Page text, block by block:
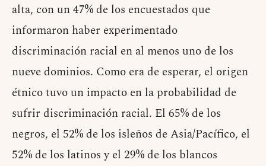
alta, con un 47% de los encuestados que
informaron haber experimentado
discriminación racial en al menos uno de los
nueve dominios. Como era de esperar, el origen
étnico tuvo un impacto en la probabilidad de
sufrir discriminación racial. El 65% de los
negros, el 52% de los isleños de Asia/Pacífico, el
52% de los latinos y el 29% de los blancos